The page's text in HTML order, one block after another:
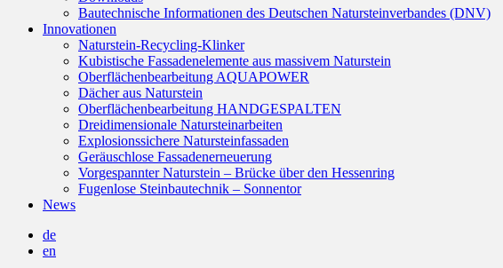
Bautechnische Informationen des Deutschen Natursteinverbandes (DNV)
Innovationen
Naturstein-Recycling-Klinker
Kubistische Fassadenelemente aus massivem Naturstein
Oberflächenbearbeitung AQUAPOWER
Dächer aus Naturstein
Oberflächenbearbeitung HANDGESPALTEN
Dreidimensionale Natursteinarbeiten
Explosionssichere Natursteinfassaden
Geräuschlose Fassadenerneuerung
Vorgespannter Naturstein – Brücke über den Hessenring
Fugenlose Steinbautechnik – Sonnentor
News
de
en